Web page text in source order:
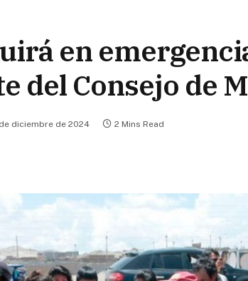
en
del Consejo de
diciembre de 2024 2 Mins Read